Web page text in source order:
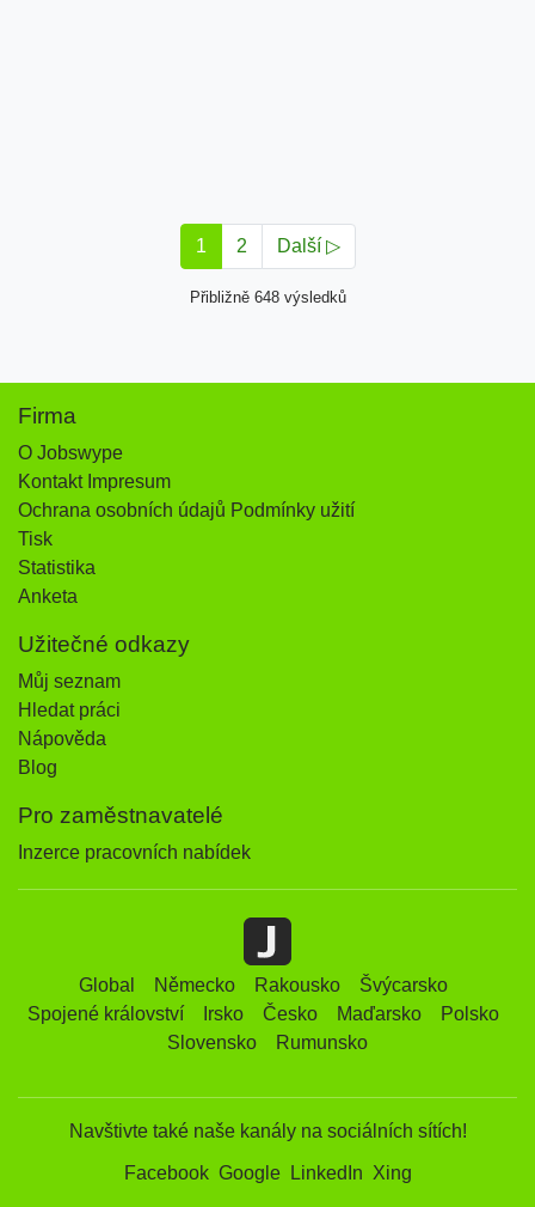
1 2 Další ▷
Přibližně 648 výsledků
Firma
O Jobswype
Kontakt Impresum
Ochrana osobních údajů Podmínky užití
Tisk
Statistika
Anketa
Užitečné odkazy
Můj seznam
Hledat práci
Nápověda
Blog
Pro zaměstnavatelé
Inzerce pracovních nabídek
Global Německo Rakousko
Švýcarsko
Spojené království
Irsko Česko Maďarsko
Polsko
Slovensko
Rumunsko
Navštivte také naše kanály na sociálních sítích!
Facebook Google LinkedIn Xing